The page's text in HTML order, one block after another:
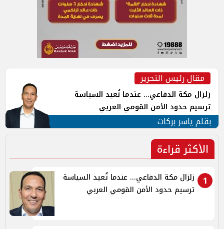
مقال رئيس التحرير
زلزال مكة الدفاعي... عندما تُعيد السياسة
ترسيم حدود الأمن القومي العربي
بقلم ياسر بركات
الأكثر قراءة
1
زلزال مكة الدفاعي... عندما تُعيد السياسة
ترسيم حدود الأمن القومي العربي